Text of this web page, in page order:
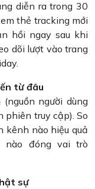
diễn ra trong 30
thẻ tracking mới
hồi ngay sau khi
dõi lượt vào trang
từ đâu
người dùng
phiên truy cập). So
kênh nào hiệu quả
nào đóng vai trò
sự